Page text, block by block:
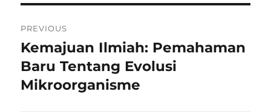
pos
PREVIOUS
Previous
post:
Kemajuan Ilmiah: Pemahaman
Baru Tentang Evolusi
Mikroorganisme